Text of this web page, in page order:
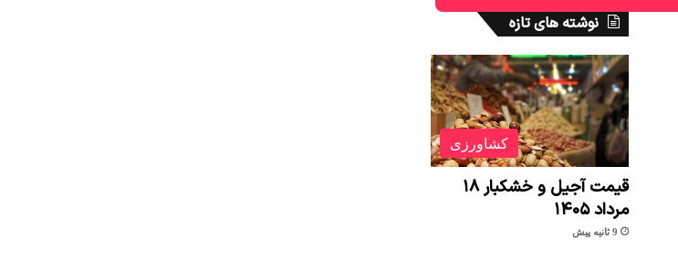
نوشته های تازه
کشاورزی
قیمت آجیل و خشکبار ۱۸
مرداد ۱۴۰۵
9 ثانیه پیش